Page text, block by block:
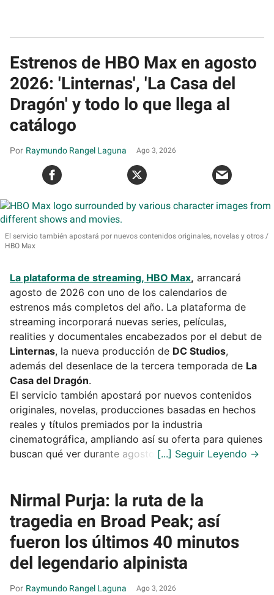
Estrenos de HBO Max en agosto
2026: 'Linternas', 'La Casa del
Dragón' y todo lo que llega al
catálogo
Raymundo Rangel Laguna Ago 3, 2026
El servicio también apostará por nuevos contenidos originales, novelas y otros
HBO Max
La plataforma de streaming, HBO Max, arrancará
agosto de 2026 con uno de los calendarios de
estrenos más completos del año. La plataforma de
streaming incorporará nuevas series, películas,
realities y documentales encabezados por el debut de
Linternas, la nueva producción de DC Studios,
además del desenlace de la tercera temporada de La
Casa del Dragón.
El servicio también apostará por nuevos contenidos
originales, novelas, producciones basadas en hechos
reales y títulos premiados por la industria
cinematográfica, ampliando así su oferta para quienes
buscan qué ver durante agosto.
Nirmal Purja: la ruta de la
tragedia en Broad Peak; así
fueron los últimos 40 minutos
del legendario alpinista
Raymundo Rangel Laguna Ago 3, 2026